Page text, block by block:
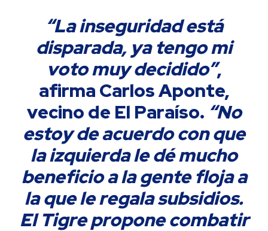
“La inseguridad está
disparada, ya tengo mi
voto muy decidido”,
afirma Carlos Aponte,
vecino de El Paraíso. “No
estoy de acuerdo con que
la izquierda le dé mucho
beneficio a la gente floja a
la que le regala subsidios.
El Tigre propone combatir